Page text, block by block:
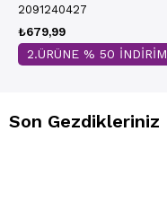
2091240427
₺679,99
2.ÜRÜNE % 50 İNDİRİM
Son Gezdikleriniz